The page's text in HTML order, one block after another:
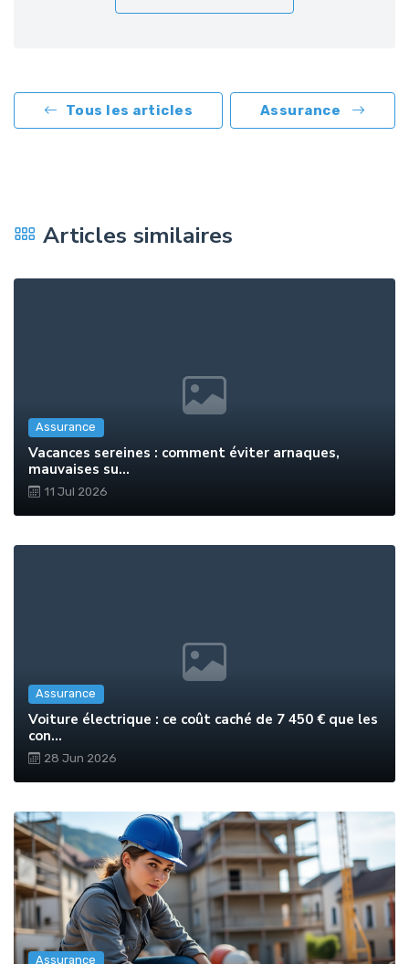
Tous les articles Assurance
Articles similaires
Assurance
Vacances sereines : comment éviter arnaques,
mauvaises su...
11 Jul 2026
Assurance
Voiture électrique : ce coût caché de 7 450 € que les
con...
28 Jun 2026
Assurance